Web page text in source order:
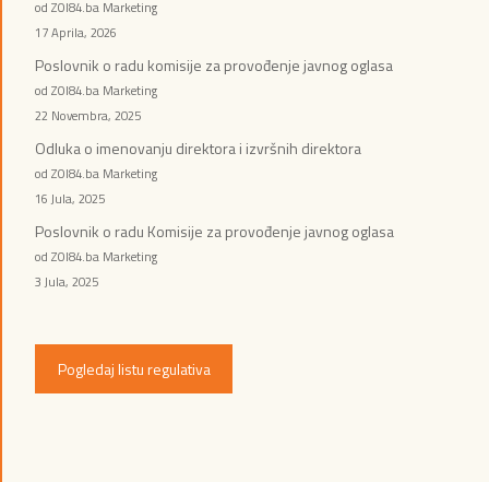
od ZOI84.ba Marketing
17 Aprila, 2026
Poslovnik o radu komisije za provođenje javnog oglasa
od ZOI84.ba Marketing
22 Novembra, 2025
Odluka o imenovanju direktora i izvršnih direktora
od ZOI84.ba Marketing
16 Jula, 2025
Poslovnik o radu Komisije za provođenje javnog oglasa
od ZOI84.ba Marketing
3 Jula, 2025
Pogledaj listu regulativa